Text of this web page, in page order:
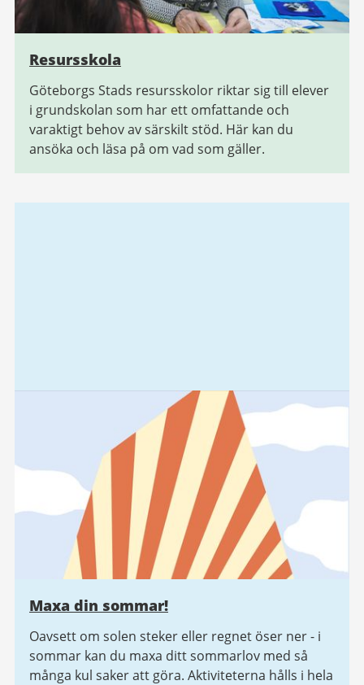
Resursskola
Göteborgs Stads resursskolor riktar sig till elever
i grundskolan som har ett omfattande och
varaktigt behov av särskilt stöd. Här kan du
ansöka och läsa på om vad som gäller.
Maxa din sommar!
Oavsett om solen steker eller regnet öser ner - i
sommar kan du maxa ditt sommarlov med så
många kul saker att göra. Aktiviteterna hålls i hela